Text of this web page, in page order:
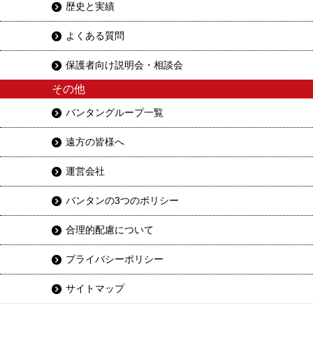
歴史と実績
よくある質問
保護者向け説明会・相談会
その他
バンタングループ一覧
遠方の皆様へ
運営会社
バンタンの3つのポリシー
合理的配慮について
プライバシーポリシー
サイトマップ